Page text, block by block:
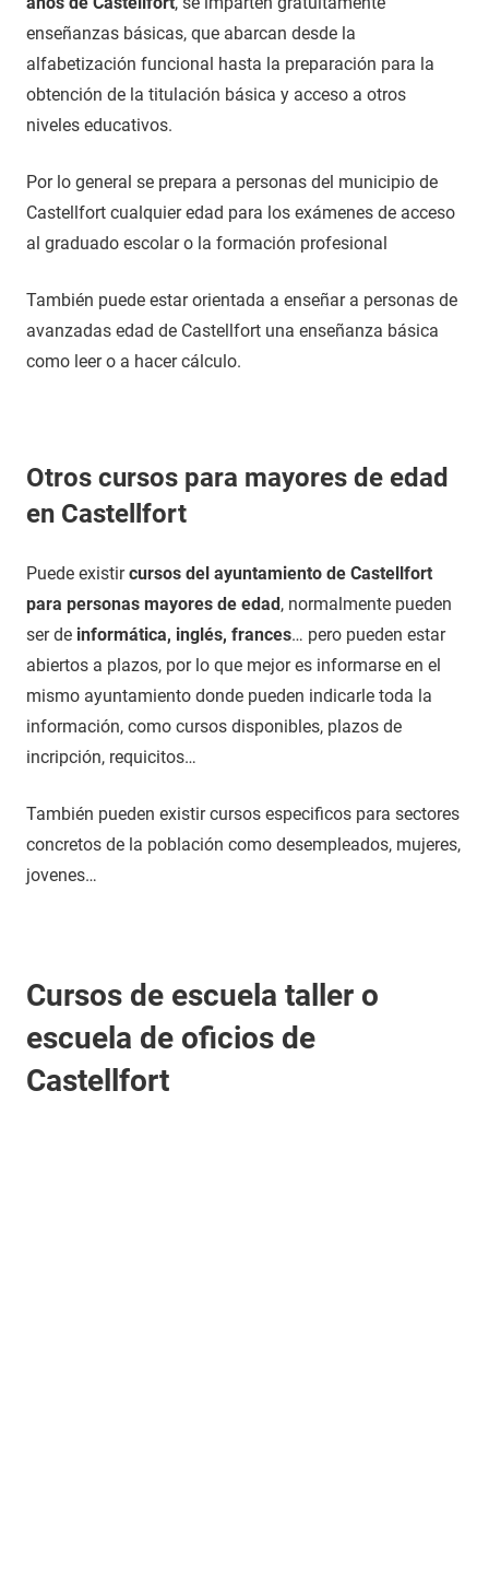
enseñanzas básicas, que abarcan desde la
alfabetización funcional hasta la preparación para la
obtención de la titulación básica y acceso a otros
niveles educativos.
Por lo general se prepara a personas del municipio de
Castellfort cualquier edad para los exámenes de acceso
al graduado escolar o la formación profesional
También puede estar orientada a enseñar a personas de
avanzadas edad de Castellfort una enseñanza básica
como leer o a hacer cálculo.
Otros cursos para mayores de edad
en Castellfort
Puede existircursos del ayuntamiento de Castellfort
para personas mayores de edad, normalmente pueden
ser de informática, inglés, frances… pero pueden estar
abiertos a plazos, por lo que mejor es informarse en el
mismo ayuntamiento donde pueden indicarle toda la
información, como cursos disponibles, plazos de
incripción, requicitos…
También pueden existir cursos especificos para sectores
concretos de la población como desempleados, mujeres,
jovenes…
Cursos de escuela taller o
escuela de oficios de
Castellfort